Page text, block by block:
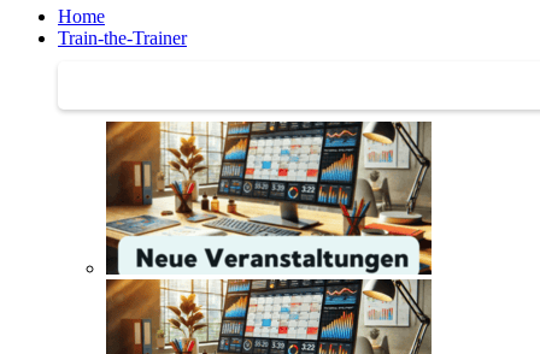
Home
Train-the-Trainer